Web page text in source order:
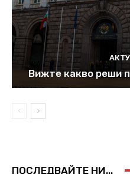
Вижте какво реши
ПОСЛЕДВАЙТЕ НИ...